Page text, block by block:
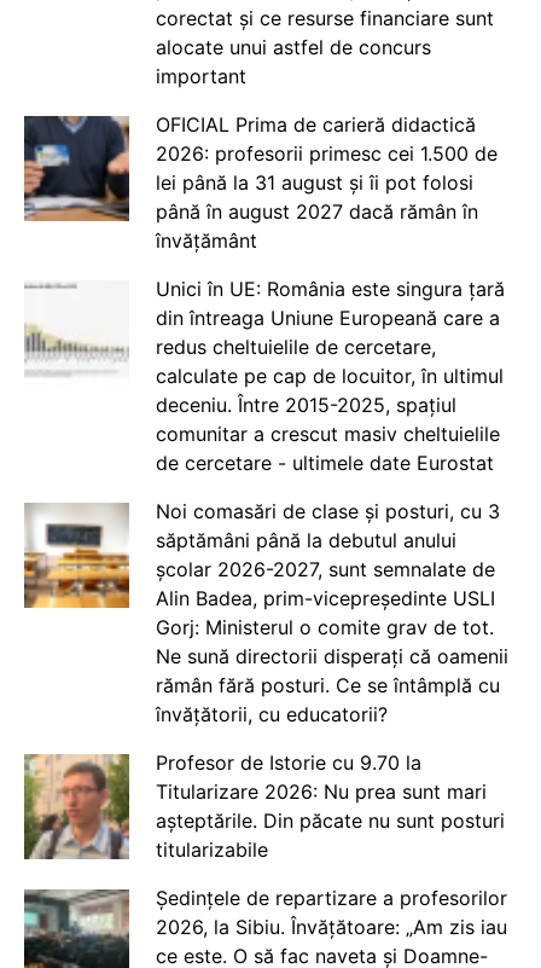
corectat și ce resurse financiare sunt
alocate unui astfel de concurs
important
OFICIAL Prima de carieră didactică
2026: profesorii primesc cei 1.500 de
lei până la 31 august și îi pot folosi
până în august 2027 dacă rămân în
învățământ
Unici în UE: România este singura țară
din întreaga Uniune Europeană care a
redus cheltuielile de cercetare,
calculate pe cap de locuitor, în ultimul
deceniu. Între 2015-2025, spațiul
comunitar a crescut masiv cheltuielile
de cercetare - ultimele date Eurostat
Noi comasări de clase și posturi, cu 3
săptămâni până la debutul anului
școlar 2026-2027, sunt semnalate de
Alin Badea, prim-vicepreședinte USLI
Gorj: Ministerul o comite grav de tot.
Ne sună directorii disperați că oamenii
rămân fără posturi. Ce se întâmplă cu
învățătorii, cu educatorii?
Profesor de Istorie cu 9.70 la
Titularizare 2026: Nu prea sunt mari
așteptările. Din păcate nu sunt posturi
titularizabile
Ședințele de repartizare a profesorilor
2026, la Sibiu. Învățătoare: „Am zis iau
ce este. O să fac naveta și Doamne-